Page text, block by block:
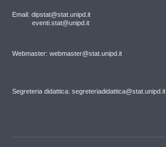
Email: dipstat@stat.unipd.it
eventi.stat@unipd.it
Webmaster: webmaster@stat.unipd.it
Segreteria didattica: segreteriadidattica@stat.unipd.it